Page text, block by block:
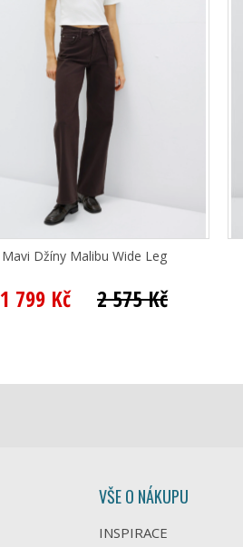
Mavi Džíny Malibu Wide Leg
1 799 Kč 2 575 Kč
VŠE O NÁKUPU
INSPIRACE